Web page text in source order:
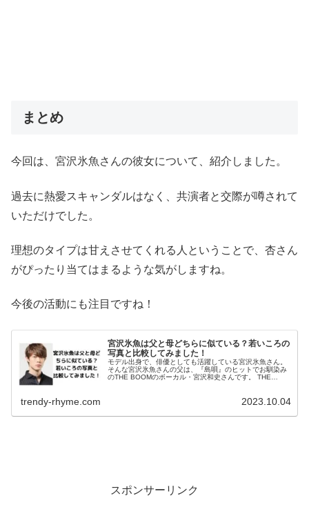
まとめ
今回は、宮沢氷魚さんの彼女について、紹介しました。
過去に熱愛スキャンダルはなく、共演者と交際が噂されて
いただけでした。
理想のタイプは甘えさせてくれる人ということで、杏さん
がぴったり当てはまるような気がしますね。
今後の活動にも注目ですね！
宮沢氷魚は父と母どちらに似ている？若いころの
写真と比較してみました！
モデル出身で、俳優としても活躍している宮沢氷魚さん。
そんな宮沢氷魚さんの父は、『島唄』のヒットでお馴染み
のTHE BOOMのボーカル・宮沢和史さんです。 THE
trendy-rhyme.com 2023.10.04
スポンサーリンク